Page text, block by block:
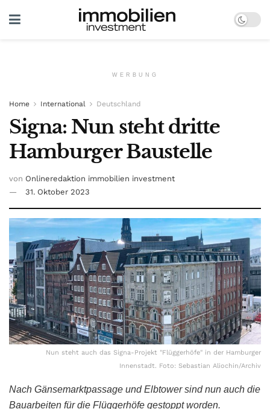
WERBUNG
Home International Deutschland
Signa: Nun steht dritte
Hamburger Baustelle
von Onlineredaktion immobilien investment
31. Oktober 2023
Nun steht auch das Signa-Projekt "Flüggerhöfe" in der Hamburger
Innenstadt. Foto: Sebastian Aliochin/Archiv
Nach Gänsemarktpassage und Elbtower sind nun auch die
Bauarbeiten für die Flüggerhöfe gestoppt worden.